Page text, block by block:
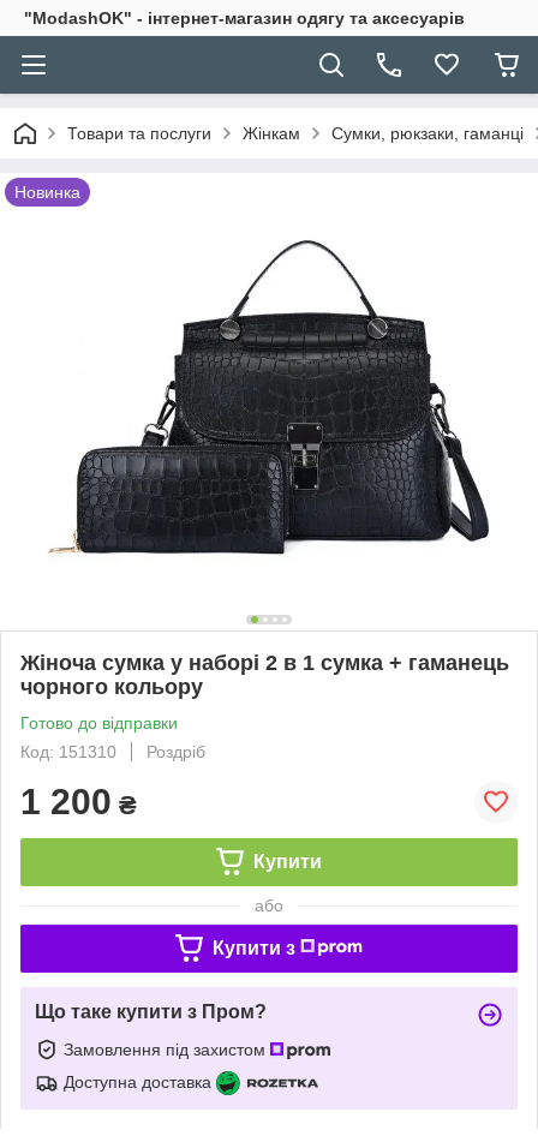
"ModashOK" - інтернет-магазин одягу та аксесуарів
Товари та послуги Жінкам Сумки, рюкзаки, гаманці
Новинка
Жіноча сумка у наборі 2 в 1 сумка + гаманець
чорного кольору
Готово до відправки
Код: 151310
Роздріб
1 200 ₴
Купити
або
Купити з
Що таке купити з Пром?
Замовлення під захистом
Доступна доставка